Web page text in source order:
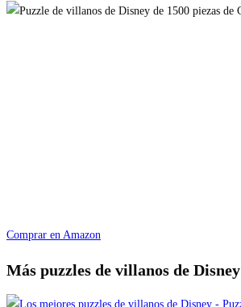
Comprar en Amazon
Más puzzles de villanos de Disney